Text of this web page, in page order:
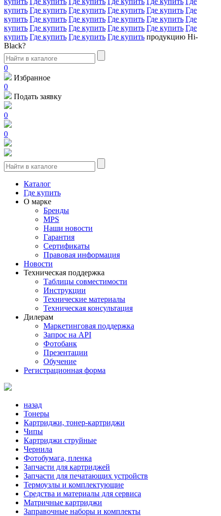
купить Где купить Где купить Где купить Где купить Где
купить Где купить Где купить Где купить Где купить Где
купить Где купить Где купить Где купить Где купить Где
купить Где купить Где купить Где купить продукцию Hi-
Black?
0
Избранное
0
Подать заявку
0
0
Каталог
Где купить
О марке
Бренды
MPS
Наши новости
Гарантия
Сертификаты
Правовая информация
Новости
Техническая поддержка
Таблицы совместимости
Инструкции
Технические материалы
Техническая консультация
Дилерам
Маркетинговая поддержка
Запрос на API
Фотобанк
Презентации
Обучение
Регистрационная форма
назад
Тонеры
Картриджи, тонер-картриджи
Чипы
Картриджи струйные
Чернила
Фотобумага, пленка
Запчасти для картриджей
Запчасти для печатающих устройств
Термоузлы и комплектующие
Средства и материалы для сервиса
Матричные картриджи
Заправочные наборы и комплекты